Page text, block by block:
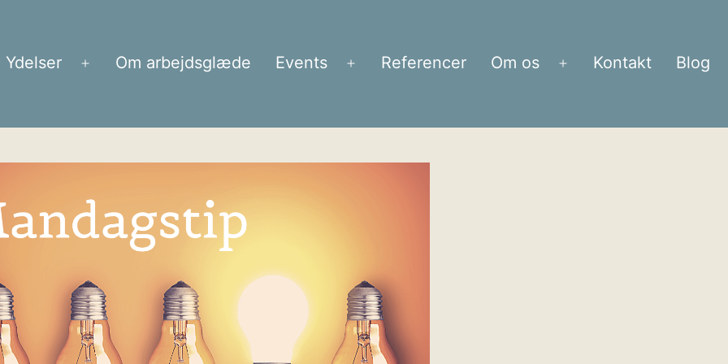
Ydelser Om arbejdsglæde Events Referencer Om os Kontakt Blog